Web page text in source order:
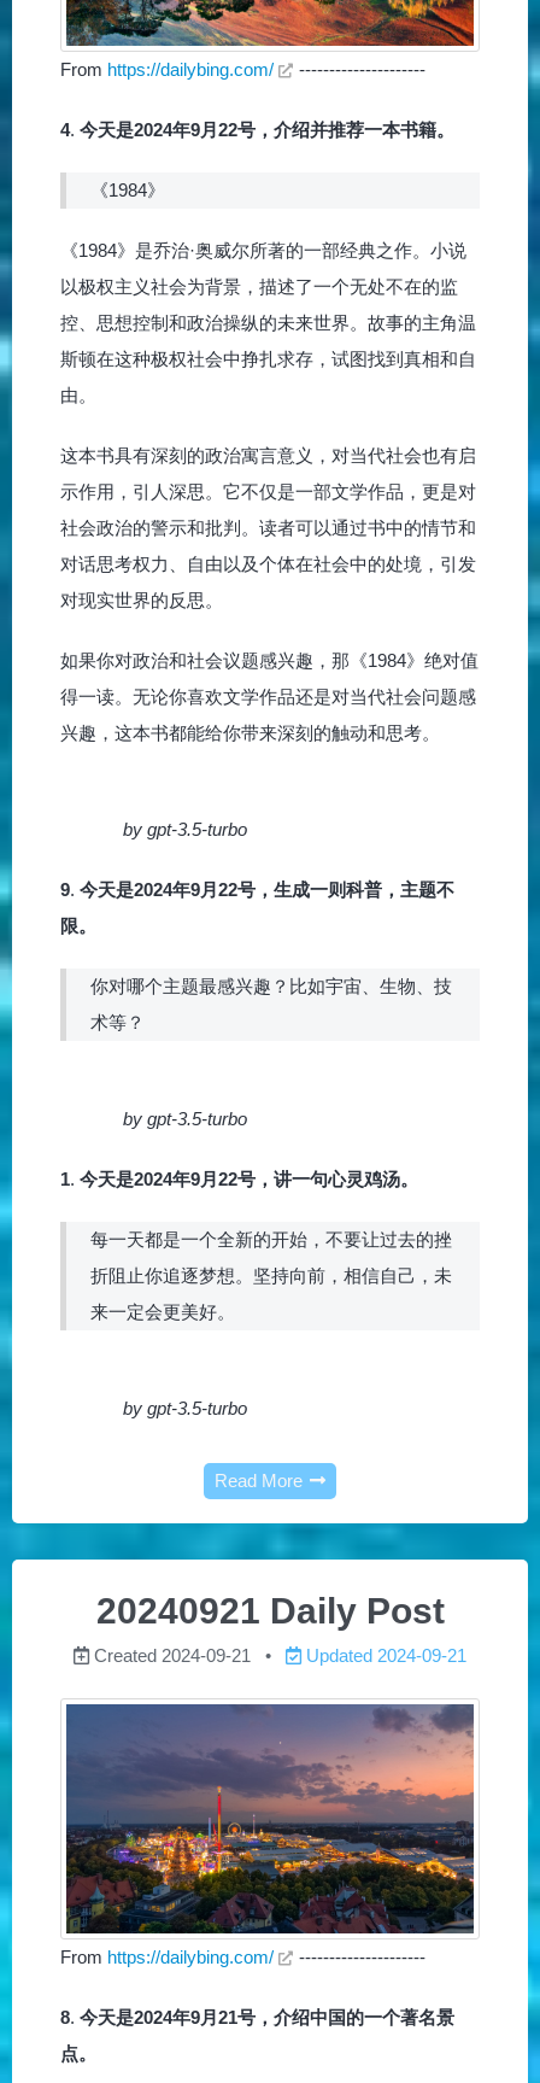
From https://dailybing.com/ ---------------------
4. 今天是2024年9月22号，介绍并推荐一本书籍。
《1984》
《1984》是乔治·奥威尔所著的一部经典之作。小说
以极权主义社会为背景，描述了一个无处不在的监
控、思想控制和政治操纵的未来世界。故事的主角温
斯顿在这种极权社会中挣扎求存，试图找到真相和自
由。
这本书具有深刻的政治寓言意义，对当代社会也有启
示作用，引人深思。它不仅是一部文学作品，更是对
社会政治的警示和批判。读者可以通过书中的情节和
对话思考权力、自由以及个体在社会中的处境，引发
对现实世界的反思。
如果你对政治和社会议题感兴趣，那《1984》绝对值
得一读。无论你喜欢文学作品还是对当代社会问题感
兴趣，这本书都能给你带来深刻的触动和思考。
by gpt-3.5-turbo
9. 今天是2024年9月22号，生成一则科普，主题不
限。
你对哪个主题最感兴趣？比如宇宙、生物、技
术等？
by gpt-3.5-turbo
1. 今天是2024年9月22号，讲一句心灵鸡汤。
每一天都是一个全新的开始，不要让过去的挫
折阻止你追逐梦想。坚持向前，相信自己，未
来一定会更美好。
by gpt-3.5-turbo
Read More
20240921 Daily Post
Created 2024-09-21 Updated 2024-09-21
From https://dailybing.com/ ---------------------
8. 今天是2024年9月21号，介绍中国的一个著名景
点。